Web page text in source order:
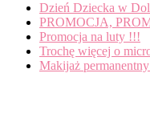
Dzień Dziecka w
PROMOCJA,
Promocja na luty !!!
Trochę więcej o
Makijaż